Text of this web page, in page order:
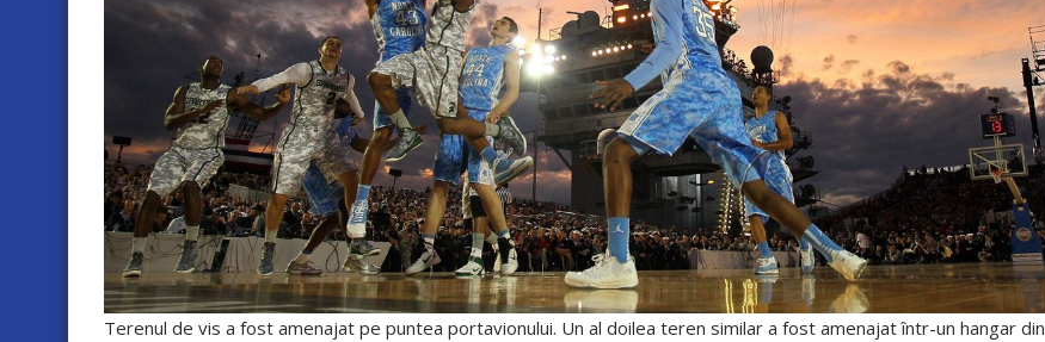
Terenul de vis a fost amenajat pe puntea portavionului. Un al doilea teren similar a fost amenajat într-un hangar din